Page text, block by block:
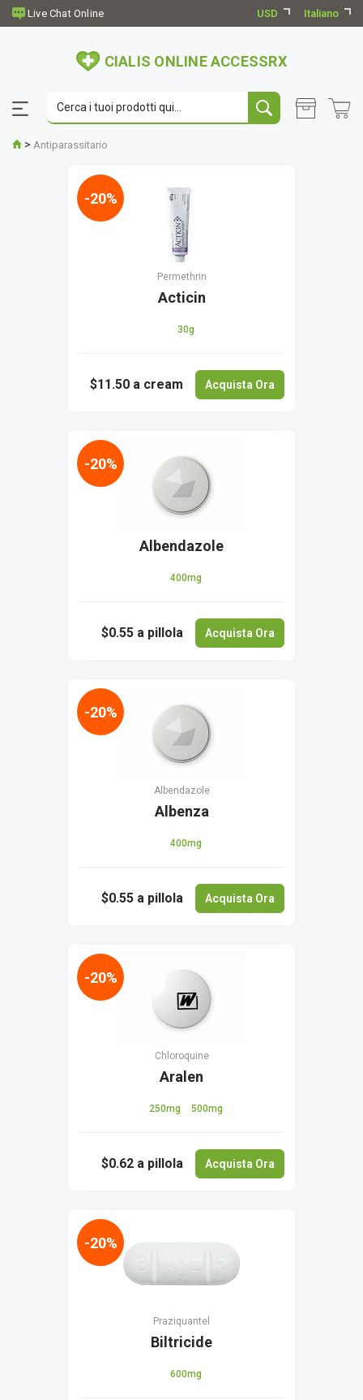
USD Italiano
CIALIS ONLINE ACCESSRX
> Antiparassitario
Permethrin
Acticin
30g
$11.50 a cream Acquista Ora
-20%
Albendazole
400mg
$0.55 a pillola Acquista Ora
-20%
Albendazole
Albenza
400mg
$0.55 a pillola Acquista Ora
-20%
Chloroquine
Aralen
250mg 500mg
$0.62 a pillola Acquista Ora
-20%
Praziquantel
Biltricide
600mg
-20%